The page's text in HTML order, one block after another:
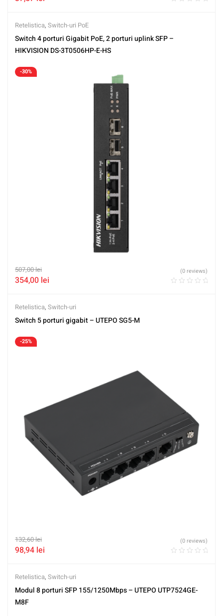
Retelistica, Switch-uri PoE
Switch 4 porturi Gigabit PoE, 2 porturi uplink SFP –
HIKVISION DS-3T0506HP-E-HS
-30%
507,00lei
354,00 lei
(0 reviews)
Retelistica, Switch-uri
Switch 5 porturi gigabit – UTEPO SG5-M
-25%
132,60lei
98,94 lei
(0 reviews)
Retelistica, Switch-uri
Modul 8 porturi SFP 155/1250Mbps – UTEPO UTP7524GE-
M8F